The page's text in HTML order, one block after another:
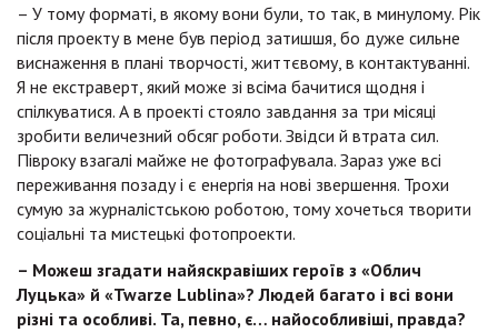
– У тому форматі, в якому вони були, то так, в минулому. Рік
після проекту в мене був період затишшя, бо дуже сильне
виснаження в плані творчості, життєвому, в контактуванні.
Я не екстраверт, який може зі всіма бачитися щодня і
спілкуватися. А в проекті стояло завдання за три місяці
зробити величезний обсяг роботи. Звідси й втрата сил.
Півроку взагалі майже не фотографувала. Зараз уже всі
переживання позаду і є енергія на нові звершення. Трохи
сумую за журналістською роботою, тому хочеться творити
соціальні та мистецькі фотопроекти.
– Можеш згадати найяскравіших героїв з «Облич
Луцька» й «Twarze Lublina»? Людей багато і всі вони
різні та особливі. Та, певно, є… найособливіші, правда?